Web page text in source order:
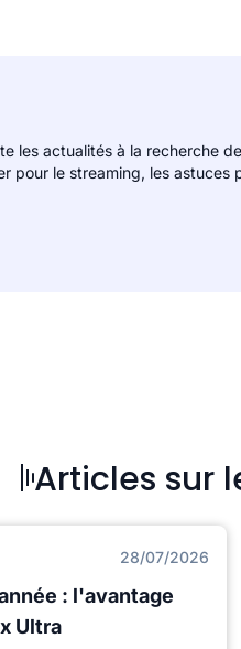
les actualités à la recherche
le streaming, les astuces
Articles sur
28/07/2026
: l'avantage
Ultra